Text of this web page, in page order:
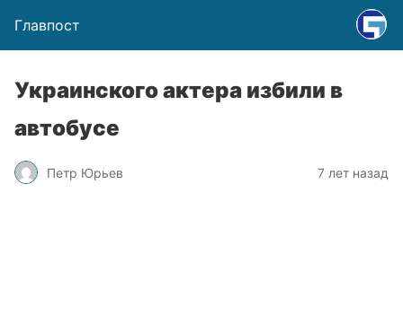
Главпост
Украинского актера избили в
автобусе
Петр Юрьев 7 лет назад